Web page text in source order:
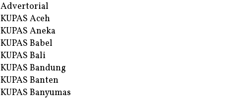
Advertorial
KUPAS Aceh
KUPAS Aneka
KUPAS Babel
KUPAS Bali
KUPAS Bandung
KUPAS Banten
KUPAS Banyumas